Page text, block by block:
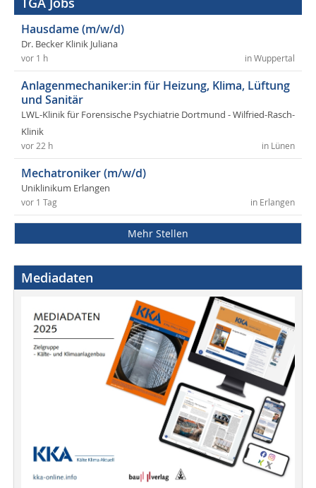
Hausdame (m/w/d)
Dr. Becker Klinik Juliana
in Wuppertal
vor 1 h
Anlagenmechaniker:in für Heizung, Klima, Lüftung
und Sanitär
LWL-Klinik für Forensische Psychiatrie Dortmund - Wilfried-Rasch-
Klinik
in Lünen
vor 22 h
Mechatroniker (m/w/d)
Uniklinikum Erlangen
in Erlangen
vor 1 Tag
Mehr Stellen
Mediadaten